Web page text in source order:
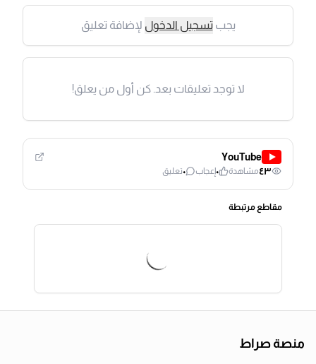
يجبتسجيل الدخول لإضافة تعليق
لا توجد تعليقات بعد. كن أول من يعلق!
YouTube
٤٣مشاهدة ٠إعجاب ٠تعليق
مقاطع مرتبطة
منصة صراط